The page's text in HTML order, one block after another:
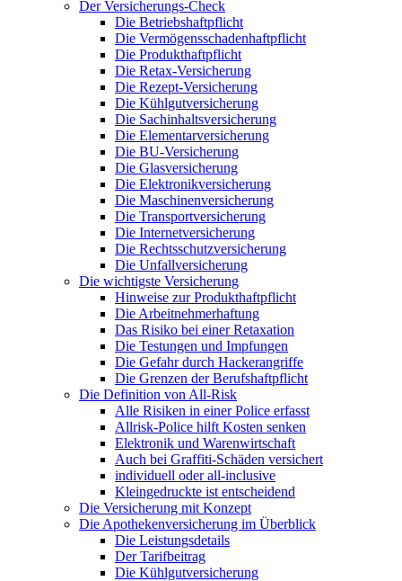
Der Versicherungs-Check
Die Betriebshaftpflicht
Die Vermögensschadenhaftpflicht
Die Produkthaftpflicht
Die Retax-Versicherung
Die Rezept-Versicherung
Die Kühlgutversicherung
Die Sachinhaltsversicherung
Die Elementarversicherung
Die BU-Versicherung
Die Glasversicherung
Die Elektronikversicherung
Die Maschinenversicherung
Die Transportversicherung
Die Internetversicherung
Die Rechtsschutzversicherung
Die Unfallversicherung
Die wichtigste Versicherung
Hinweise zur Produkthaftpflicht
Die Arbeitnehmerhaftung
Das Risiko bei einer Retaxation
Die Testungen und Impfungen
Die Gefahr durch Hackerangriffe
Die Grenzen der Berufshaftpflicht
Die Definition von All-Risk
Alle Risiken in einer Police erfasst
Allrisk-Police hilft Kosten senken
Elektronik und Warenwirtschaft
Auch bei Graffiti-Schäden versichert
individuell oder all-inclusive
Kleingedruckte ist entscheidend
Die Versicherung mit Konzept
Die Apothekenversicherung im Überblick
Die Leistungsdetails
Der Tarifbeitrag
Die Kühlgutversicherung